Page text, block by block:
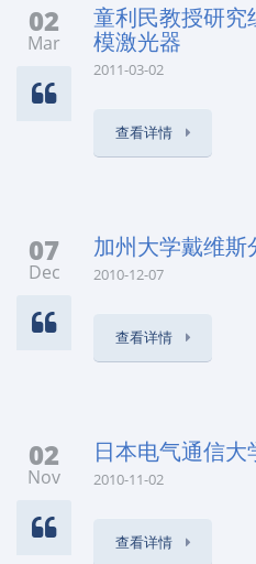
02
Mar
童利民教授研究
模激光器
2011-03-02
查看详情
07
Dec
加州大学戴维斯
2010-12-07
查看详情
02
Nov
日本电气通信
2010-11-02
查看详情